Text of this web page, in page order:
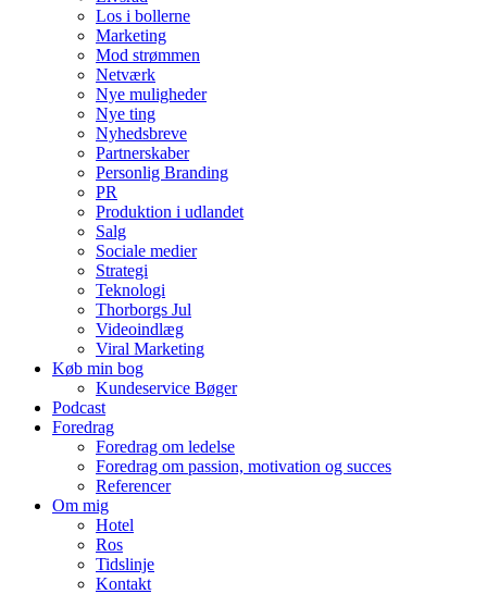
Los i bollerne
Marketing
Mod strømmen
Netværk
Nye muligheder
Nye ting
Nyhedsbreve
Partnerskaber
Personlig Branding
PR
Produktion i udlandet
Salg
Sociale medier
Strategi
Teknologi
Thorborgs Jul
Videoindlæg
Viral Marketing
Køb min bog
Kundeservice Bøger
Podcast
Foredrag
Foredrag om ledelse
Foredrag om passion, motivation og succes
Referencer
Om mig
Hotel
Ros
Tidslinje
Kontakt